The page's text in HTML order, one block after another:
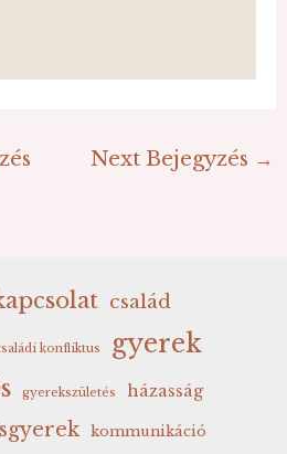
Next Bejegyzés →
család
konfliktus gyerek
gyerekszületés házasság
kommunikáció